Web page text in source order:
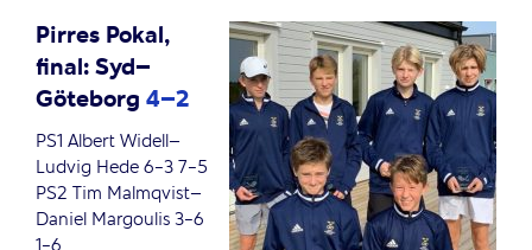
Pirres Pokal,
final: Syd–
Göteborg 4–2
PS1 Albert Widell–
Ludvig Hede 6-3 7-5
PS2 Tim Malmqvist–
Daniel Margoulis 3-6